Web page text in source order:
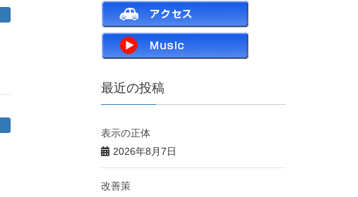
最近の投稿
表示の正体
2026年8月7日
改善策